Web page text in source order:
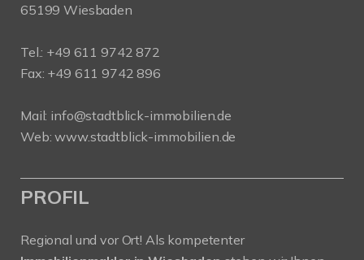
65199 Wiesbaden
Tel.: +49 611 9742 872
Fax: +49 611 9742 896
Mail: info@stadtblick-immobilien.de
Web:www.stadtblick-immobilien.de
PROFIL
Regional und vor Ort! Als kompetenter